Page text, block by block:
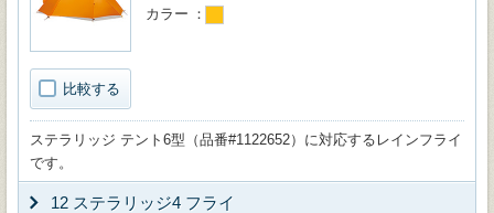
比較する
カラー
ステラリッジ テント6型（品番#1122652）に対応するレインフライ
です。
12 ステラリッジ4 フライ